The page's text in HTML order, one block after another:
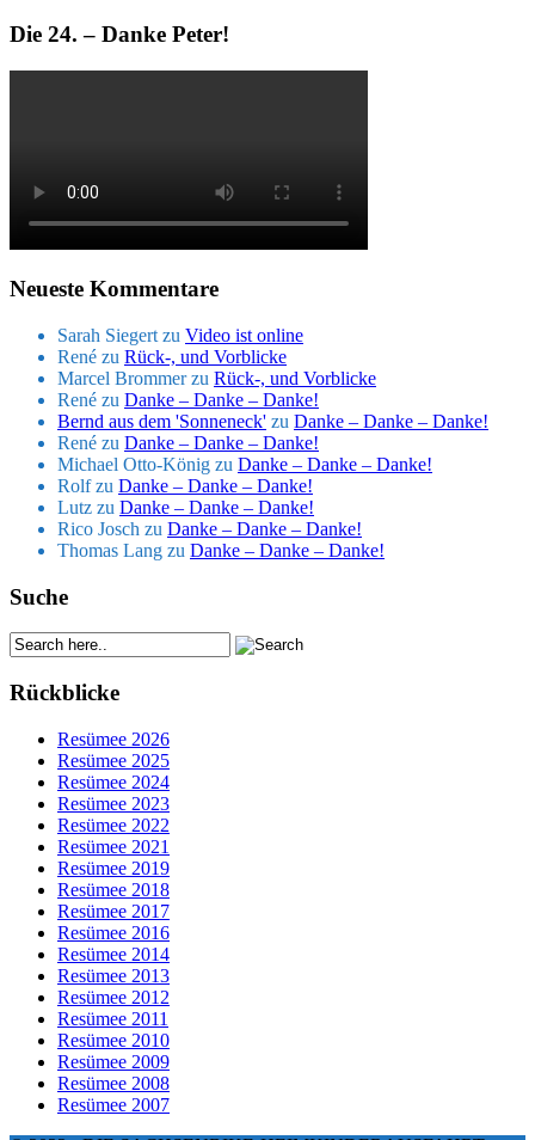
Die 24. – Danke Peter!
Neueste Kommentare
Sarah Siegert zu Video ist online
René zu Rück-, und Vorblicke
Marcel Brommerzu Rück-, und Vorblicke
René zu Danke – Danke – Danke!
Bernd aus dem 'Sonneneck' zu Danke – Danke – Danke!
René zu Danke – Danke – Danke!
Michael Otto-König zu Danke – Danke – Danke!
Rolfzu Danke – Danke – Danke!
Lutz zu Danke – Danke – Danke!
Rico Josch zu Danke – Danke – Danke!
Thomas Lang zu Danke – Danke – Danke!
Suche
Rückblicke
Resümee 2026
Resümee 2025
Resümee 2024
Resümee 2023
Resümee 2022
Resümee 2021
Resümee 2019
Resümee 2018
Resümee 2017
Resümee 2016
Resümee 2014
Resümee 2013
Resümee 2012
Resümee 2011
Resümee 2010
Resümee 2009
Resümee 2008
Resümee 2007